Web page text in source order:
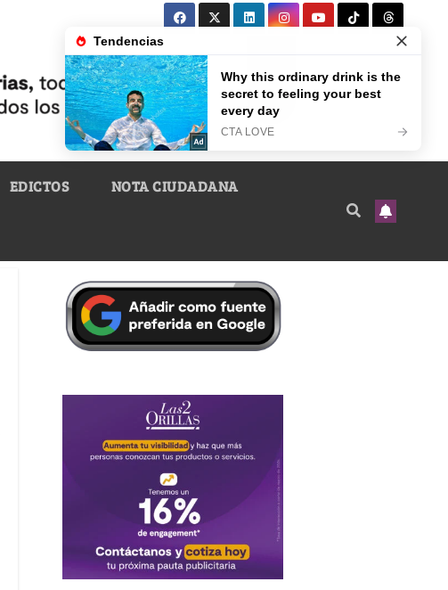
EDICTOS NOTA CIUDADANA